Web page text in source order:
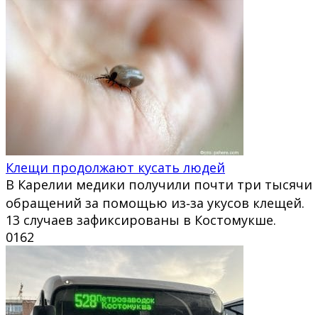
Клещи продолжают кусать людей
В Карелии медики получили почти три тысячи
обращений за помощью из‑за укусов клещей.
13 случаев зафиксированы в Костомукше.
0162